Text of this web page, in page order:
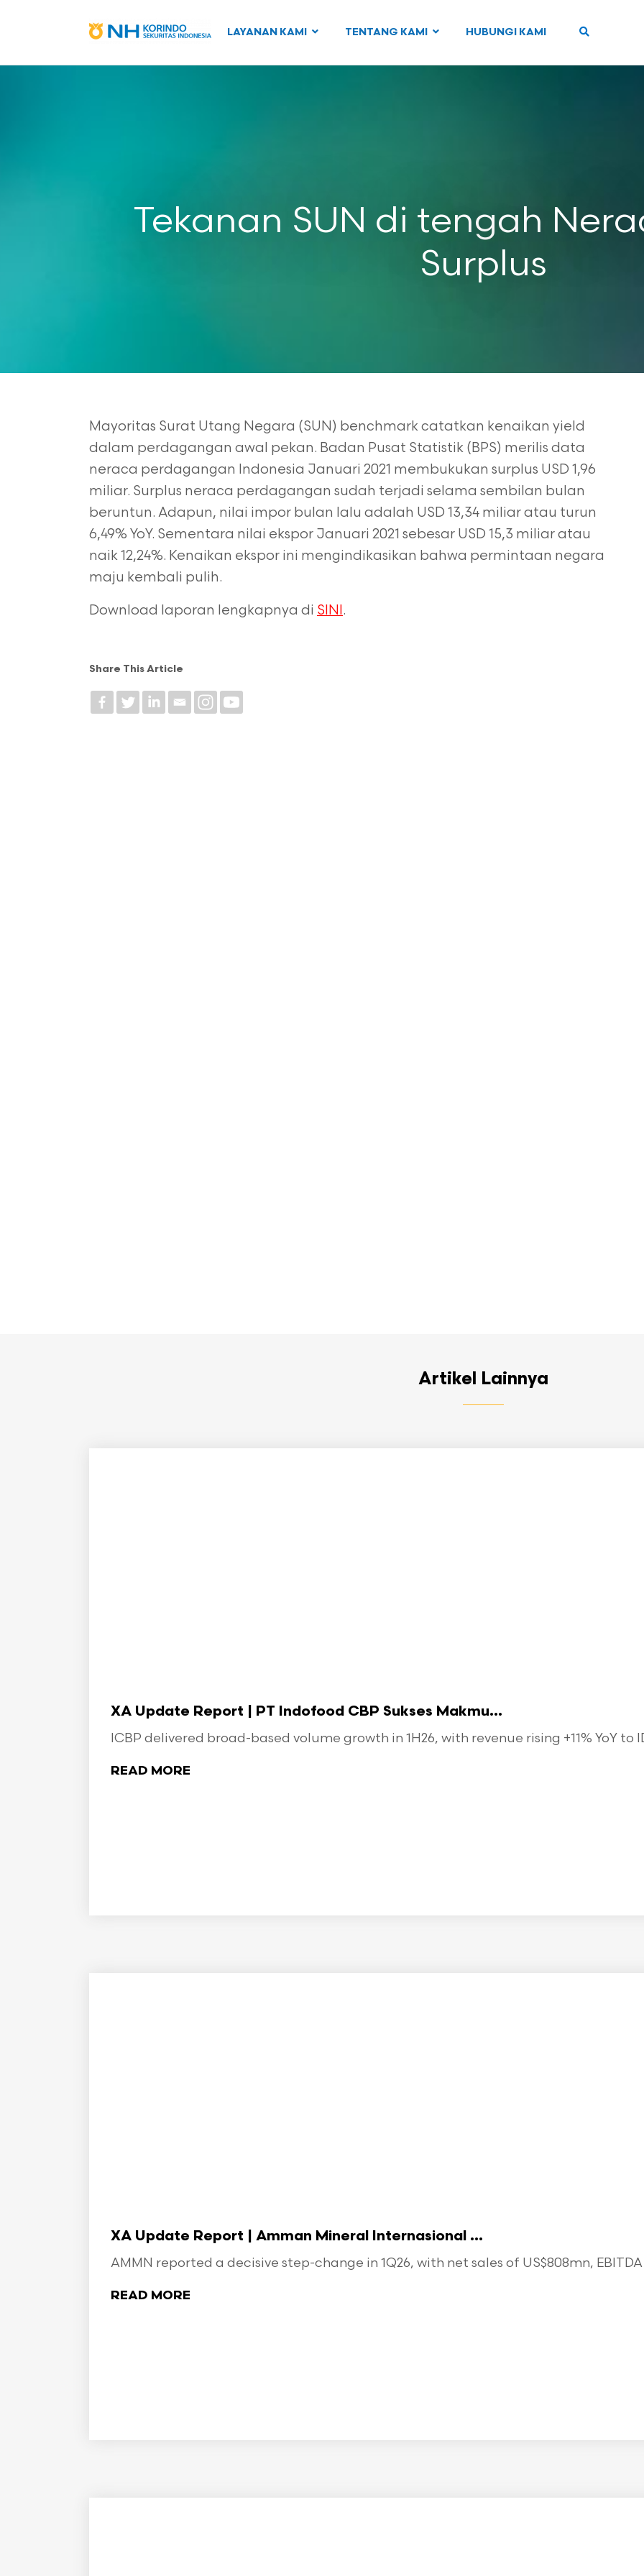
LAYANAN KAMI TENTANG KAMI HUBUNGI KAMI
Tekanan SUN di tengah
Surplus
Mayoritas Surat Utang Negara (SUN) benchmark catatkan kenaikan yield
dalam perdagangan awal pekan. Badan Pusat Statistik (BPS) merilis data
neraca perdagangan Indonesia Januari 2021 membukukan surplus USD 1,96
miliar. Surplus neraca perdagangan sudah terjadi selama sembilan bulan
beruntun. Adapun, nilai impor bulan lalu adalah USD 13,34 miliar atau turun
6,49% YoY. Sementara nilai ekspor Januari 2021 sebesar USD 15,3 miliar atau
naik 12,24%. Kenaikan ekspor ini mengindikasikan bahwa permintaan negara
maju kembali pulih.
Download laporan lengkapnya di SINI.
Share This Article
Artikel Lainnya
XA Update Report | PT Indofood CBP Sukses Makmu...
ICBP delivered broad-based volume growth in 1H26, with revenue rising +11% YoY to
READ MORE
XA Update Report | Amman Mineral Internasional ...
AMMN reported a decisive step-change in 1Q26, with net sales of US$808mn, EBITDA
READ MORE